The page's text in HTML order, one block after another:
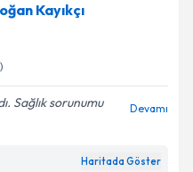
ilişkinAydınlatma
verilerimin belirtilen
Kayıkçı
Sağlık sorunumu
Devamı
Haritada Göster